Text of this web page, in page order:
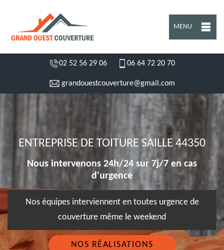
MENU
02 52 56 29 06 06 64 72 20 70
grandouestcouverture@gmail.com
ENTREPRISE DE TOITURE SAILLE 44350
Nous intervenons 24h/24 sur 7j/7 en cas
d'urgence
Nos équipes interviennent en toutes urgence de
couverture même le weekend
NOS RÉALISATIONS